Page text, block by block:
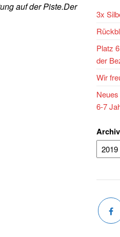
auf der Piste.Der
3x
Platz
der
Wir
6-7
Archiv